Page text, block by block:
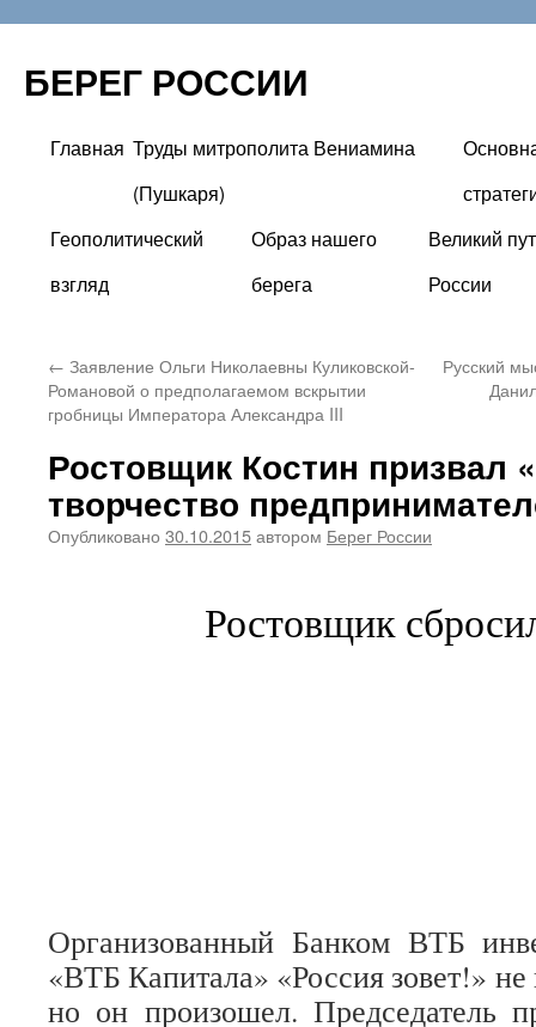
БЕРЕГ РОССИИ
Перейти
содержимому
Главная Труды митрополита Вениамина
(Пушкаря)
Геополитический
взгляд
Образ нашего
берега
Великий
России
← Заявление Ольги Николаевны Куликовской-
Романовой о предполагаемом вскрытии
гробницы Императора Александра III
Русский
Ростовщик Костин призвал
творчество
Опубликовано 30.10.2015автором Берег России
Ростовщик
Организованный Банком ВТБ
«ВТБ Капитала» «Россия зовет!»
но он произошел. Председатель